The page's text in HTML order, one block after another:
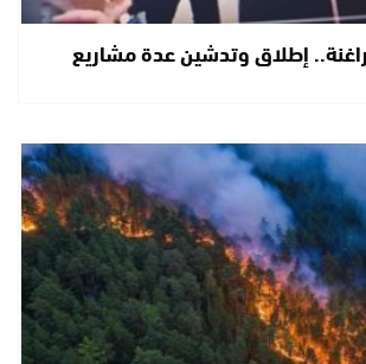
إطلاق وتدشين عدة مشاريع